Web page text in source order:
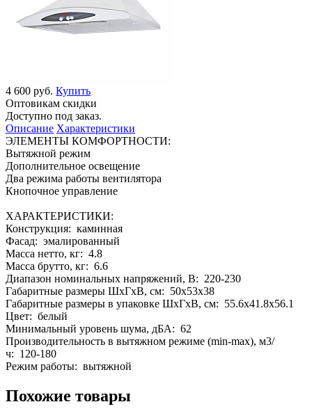
4 600 руб. Купить
Оптовикам скидки
Доступно под заказ.
Описание Характеристики
ЭЛЕМЕНТЫ КОМФОРТНОСТИ:
Вытяжной режим
Дополнительное освещение
Два режима работы вентилятора
Кнопочное управление
ХАРАКТЕРИСТИКИ:
Конструкция: каминная
Фасад: эмалированный
Масса нетто, кг: 4.8
Масса брутто, кг: 6.6
Диапазон номинальных напряжений, В: 220-230
Габаритные размеры ШхГхВ, см: 50x53x38
Габаритные размеры в упаковке ШхГхВ, см: 55.6x41.8x56.1
Цвет: белый
Минимальный уровень шума, дБА: 62
Производительность в вытяжном режиме (min-max), м3/
ч: 120-180
Режим работы: вытяжной
Похожие товары